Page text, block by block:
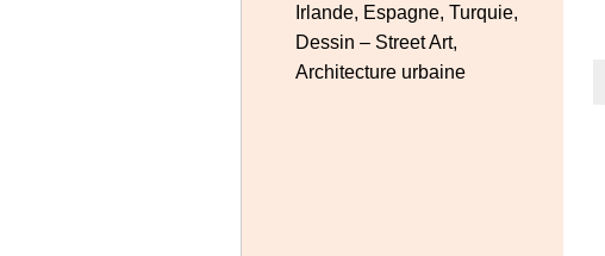
Irlande, Espagne, Turquie,
Dessin – Street Art,
Architecture urbaine